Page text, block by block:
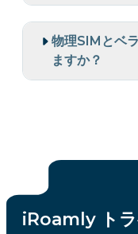
物理SIMとベ
ますか？
iRoamly ト